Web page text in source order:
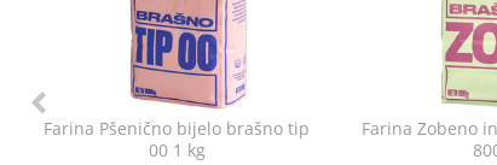
Farina Pšenično bijelo brašno tip
00 1 kg
Farina Zobeno